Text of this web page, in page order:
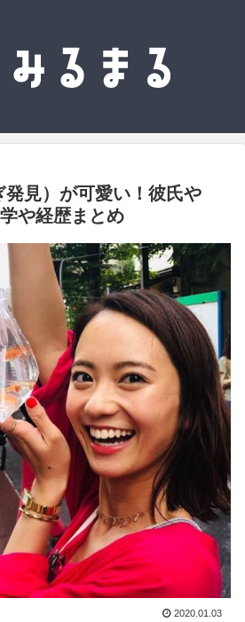
見）が可愛い！彼氏や
や経歴まとめ
2020.01.03